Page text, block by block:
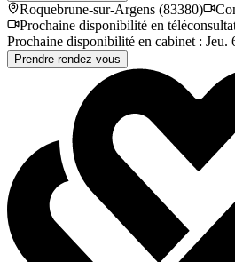
Roquebrune-sur-Argens (83380)
Prochaine disponibilité en
Prochaine disponibilité en cabinet : Jeu.
Prendre rendez-vous